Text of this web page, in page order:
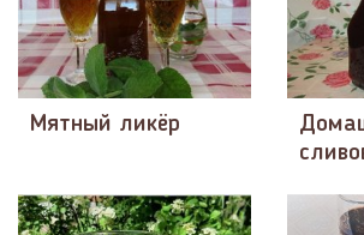
Мятный ликёр